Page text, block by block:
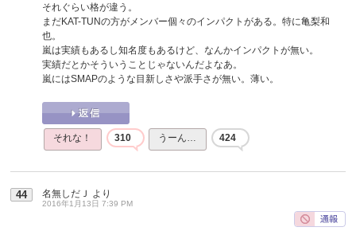
それぐらい格が違う。
まだKAT-TUNの方がメンバー個々のインパクトがある。特に亀梨和
也。
嵐は実績もあるし知名度もあるけど、なんかインパクトが無い。
実績だとかそういうことじゃないんだよなあ。
嵐にはSMAPのような目新しさや派手さが無い。薄い。
それな！ 310 うーん… 424
44 名無しだＪ より
2016年1月13日 7:39 PM